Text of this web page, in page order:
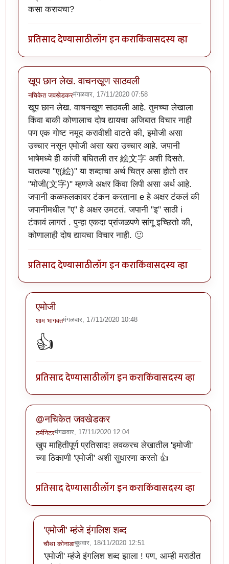
कसा करायचा?
प्रतिसाद देण्यासाठीलॉग इन कराकिंवासदस्य व्हा
खूप छान लेख. वाचनखूण साठवली
नचिकेत जवखेडकरमंगळवार, 17/11/2020 07:58
खूप छान लेख. वाचनखूण साठवली आहे. तुमच्या लेखाला
किंवा बाकी कोणालाच दोष द्यायचा अजिबात विचार नाही
पण एक गोष्ट नमूद करावीशी वाटते की, इमोजी असा
उच्चार नसून एमोजी असा खरा उच्चार आहे. जपानी
भाषेमध्ये ही कांजी बघितली तर 絵文字 अशी दिसते.
यातल्या "ए(絵)" या शब्दाचा अर्थ चित्र असा होतो तर
"मोजी(文字)" म्हणजे अक्षर किंवा लिपी असा अर्थ आहे.
जपानी कळफलकावर टंकन करताना e हे अक्षर टंकलं की
जपानीमधील "ए" हे अक्षर उमटतं. जपानी "इ" साठी i
टंकावं लागतं . पुन्हा एकदा प्रांजळपणे सांगू इच्छितो की,
कोणालाही दोष द्यायचा विचार नाही. 🙂
प्रतिसाद देण्यासाठीलॉग इन कराकिंवासदस्य व्हा
एमोजी
शाम भागवतमंगळवार, 17/11/2020 10:48
In reply to
👍
प्रतिसाद देण्यासाठीलॉग इन कराकिंवासदस्य व्हा
@नचिकेत जवखेडकर
टर्मीनेटरमंगळवार, 17/11/2020 12:04
In reply toखूप छान लेख. वाचनखूण साठवलीbyनचिकेत
खुप माहितीपूर्ण प्रतिसाद! लवकरच लेखातील 'इमोजी'
च्या ठिकाणी 'एमोजी' अशी सुधारणा करतो 👍
प्रतिसाद देण्यासाठीलॉग इन कराकिंवासदस्य व्हा
'एमोजी' म्हंजे इंगलिश शब्द
चौथा कोनाडाबुधवार, 18/11/2020 12:51
In reply to@नचिकेत जवखेडकरbyटर्मीनेटर
'एमोजी' म्हंजे इंगलिश शब्द झाला ! पण, आम्ही मराठीत